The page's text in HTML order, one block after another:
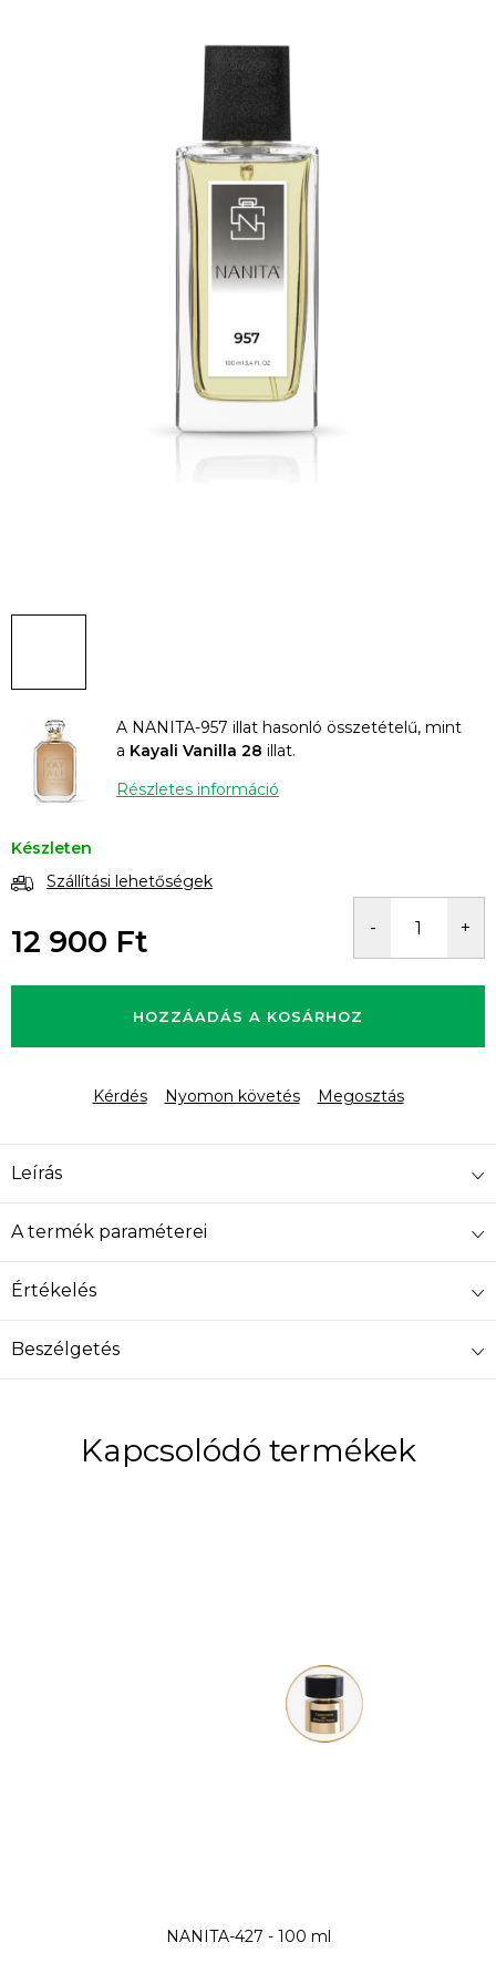
A NANITA-957 illat hasonló összetételű, mint
a Kayali Vanilla 28 illat.
Részletes információ
Készleten
Szállítási lehetőségek
12 900 Ft
HOZZÁADÁS A KOSÁRHOZ
Kérdés Nyomon követés Megosztás
Leírás
A termék paraméterei
Értékelés
Beszélgetés
Kapcsolódó termékek
NANITA-427 - 100 ml